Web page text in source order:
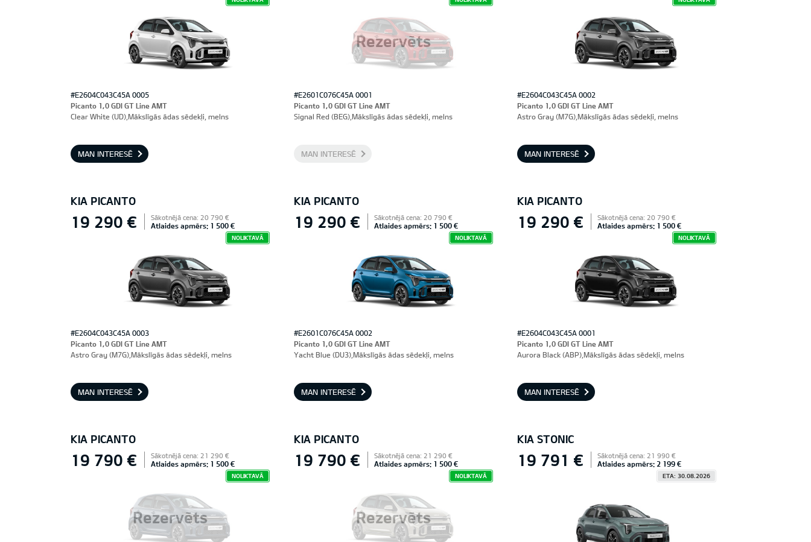
#E2604C043C45A 0005
Picanto 1,0 GDI GT Line AMT
Clear White (UD),Mākslīgās ādas sēdekļi, melns
MAN INTERESĒ
Rezervēts
#E2601C076C45A 0001
Picanto 1,0 GDI GT Line AMT
Signal Red (BEG),Mākslīgās ādas sēdekļi, melns
MAN INTERESĒ
#E2604C043C45A 0002
Picanto 1,0 GDI GT Line AMT
Astro Gray (M7G),Mākslīgās ādas sēdekļi, melns
MAN INTERESĒ
KIA PICANTO
19 290 € Sākotnējā cena: 20 790 €
Atlaides apmērs: 1 500 €
NOLIKTAVĀ
#E2604C043C45A 0003
Picanto 1,0 GDI GT Line AMT
Astro Gray (M7G),Mākslīgās ādas sēdekļi, melns
MAN INTERESĒ
KIA PICANTO
19 290 € Sākotnējā cena: 20 790 €
Atlaides apmērs: 1 500 €
NOLIKTAVĀ
#E2601C076C45A 0002
Picanto 1,0 GDI GT Line AMT
Yacht Blue (DU3),Mākslīgās ādas sēdekļi, melns
MAN INTERESĒ
KIA PICANTO
19 290 € Sākotnējā cena: 20 790 €
Atlaides apmērs: 1 500 €
NOLIKTAVĀ
#E2604C043C45A 0001
Picanto 1,0 GDI GT Line AMT
Aurora Black (ABP),Mākslīgās ādas sēdekļi, melns
MAN INTERESĒ
KIA PICANTO
Rezervēts
19 790 € Sākotnējā cena: 21 290 €
Atlaides apmērs: 1 500 €
NOLIKTAVĀ
KIA PICANTO
Rezervēts
19 790 € Sākotnējā cena: 21 290 €
Atlaides apmērs: 1 500 €
NOLIKTAVĀ
KIA STONIC
19 791 € Sākotnējā cena: 21 990 €
Atlaides apmērs: 2 199 €
ETA: 30.08.2026